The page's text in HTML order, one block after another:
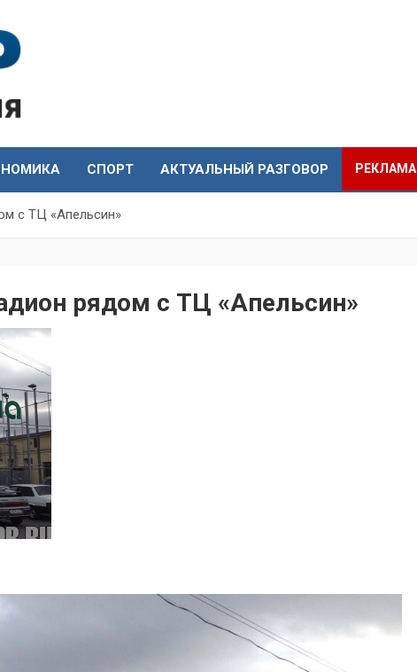
СПОРТ АКТУАЛЬНЫЙ РАЗГОВОР РЕКЛАМА
с ТЦ «Апельсин»
рядом с ТЦ «Апельсин»